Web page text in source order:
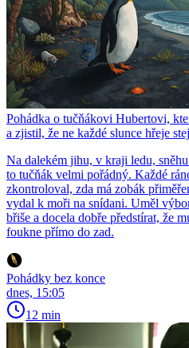
Pohádka o tučňákovi Hubertovi,
a zjistil, že ne každé slunce hřeje
Na dalekém jihu, v kraji ledu,
to tučňák velmi pořádný. Každé
zkontroloval, zda má zobák
vydal k moři na snídani. Uměl
břiše a docela dobře předstírat, že
foukne přímo do zad.
Pohádky bez konce
dnes, 15:05
12 min